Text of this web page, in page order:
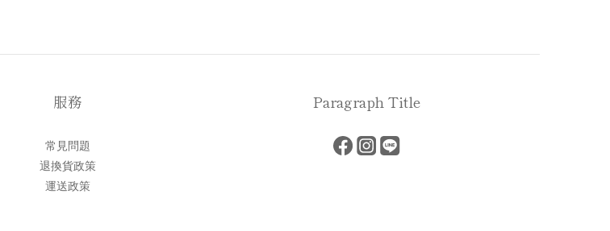
服務
常見問題
退換貨政策
運送政策
Paragraph Title